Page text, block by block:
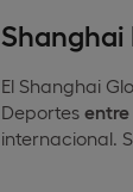
Shanghai
El Shanghai
Deportes
internacional.